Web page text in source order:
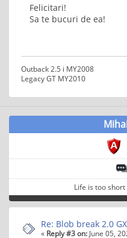
Felicitari!
Sa te bucuri de ea!
Outback 2.5 i MY2008
Legacy GT MY2010
Life is too
Re: Blob break 2.0 GX
« Reply #3 on: June 05,